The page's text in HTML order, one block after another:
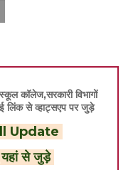
कॉलेज,सरकारी विभागों
लिंक से व्हाट्सएप पर जुड़े
Update
यहां से जुड़े